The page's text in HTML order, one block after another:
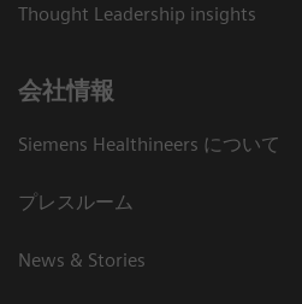
Thought Leadership insights
会社情報
Siemens Healthineers について
プレスルーム
News & Stories